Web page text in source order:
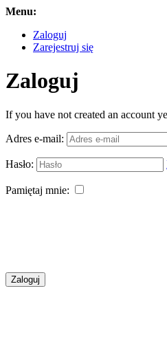
Menu:
Zaloguj
Zarejestruj się
Zaloguj
If you have not created an account
Adres e-mail:
Hasło:
Pamiętaj mnie:
Zaloguj